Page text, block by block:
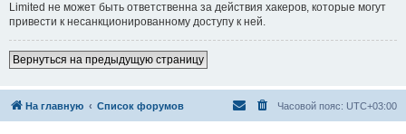
Limited не может быть ответственна за действия хакеров, которые могут
привести к несанкционированному доступу к ней.
Вернуться на предыдущую страницу
На главную Список форумов Часовой пояс: UTC+03:00